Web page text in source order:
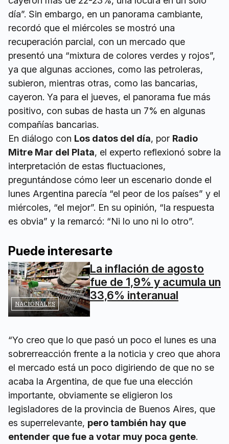
día”. Sin embargo, en un panorama cambiante,
recordó que el miércoles se mostró una
recuperación parcial, con un mercado que
presentó una “mixtura de colores verdes y rojos”,
ya que algunas acciones, como las petroleras,
subieron, mientras otras, como las bancarias,
cayeron. Ya para el jueves, el panorama fue más
positivo, con subas de hasta un 7% en algunas
compañías bancarias.
En diálogo con Los datos del día, por Radio
Mitre Mar del Plata, el experto reflexionó sobre la
interpretación de estas fluctuaciones,
preguntándose cómo leer un escenario donde el
lunes Argentina parecía “el peor de los países” y el
miércoles, “el mejor”. En su opinión, “la respuesta
es obvia” y la remarcó: “Ni lo uno ni lo otro”.
Puede interesarte
NACIONALES
La inflación de agosto
fue de 1,9% y acumula un
33,6% interanual
“Yo creo que lo que pasó un poco el lunes es una
sobrerreacción frente a la noticia y creo que ahora
el mercado está un poco digiriendo de que no se
acaba la Argentina, de que fue una elección
importante, obviamente se eligieron los
legisladores de la provincia de Buenos Aires, que
es superrelevante, pero también hay que
entender que fue a votar muy poca gente.